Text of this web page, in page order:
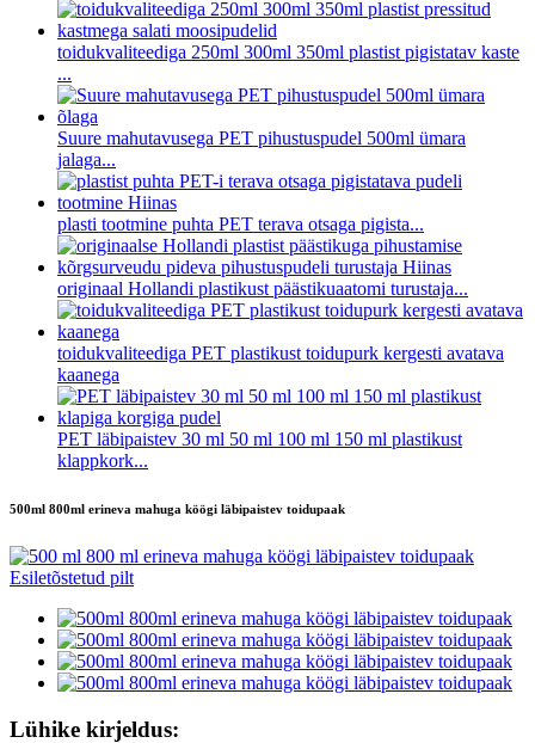
toidukvaliteediga 250ml 300ml 350ml plastist pigistatav kaste
...
Suure mahutavusega PET pihustuspudel 500ml ümara
jalaga...
plasti tootmine puhta PET terava otsaga pigista...
originaal Hollandi plastikust päästikuaatomi turustaja...
toidukvaliteediga PET plastikust toidupurk kergesti avatava
kaanega
PET läbipaistev 30 ml 50 ml 100 ml 150 ml plastikust
klappkork...
500ml 800ml erineva mahuga köögi läbipaistev toidupaak
Lühike kirjeldus: